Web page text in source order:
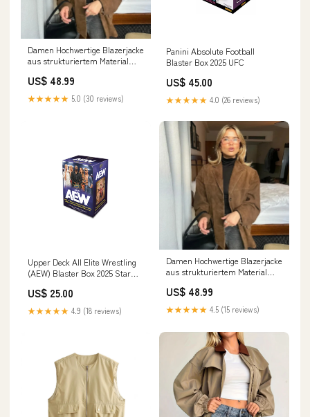
Damen Hochwertige Blazerjacke
aus strukturiertem Material
US$ 48.99
★★★★★ 5.0 (30 reviews)
Panini Absolute Football
Blaster Box 2025 UFC
US$ 45.00
★★★★★ 4.0 (26 reviews)
Upper Deck All Elite Wrestling
(AEW) Blaster Box 2025 Star
US$ 25.00
★★★★★ 4.9 (18 reviews)
Damen Hochwertige Blazerjacke
aus strukturiertem Material
US$ 48.99
★★★★★ 4.5 (15 reviews)